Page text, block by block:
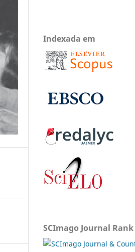
Indexada em
SCImago Journal Rank